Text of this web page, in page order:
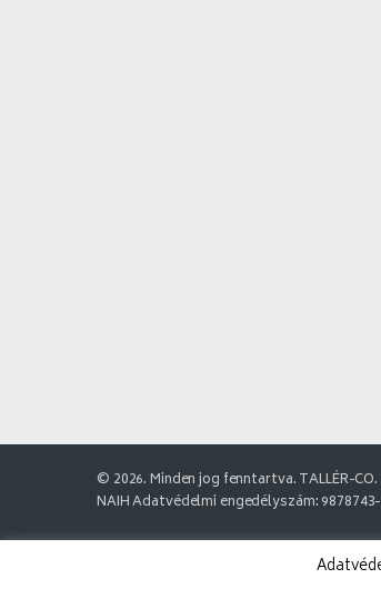
© 2026. Minden jog fenntartva. TALLÉR-
NAIH Adatvédelmi engedélyszám: